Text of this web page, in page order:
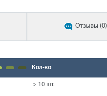
Отзывы (0)
Кол-во
> 10 шт.